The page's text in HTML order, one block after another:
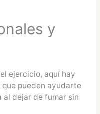
y
ejercicio, aquí hay
que pueden ayudarte
al dejar de fumar sin